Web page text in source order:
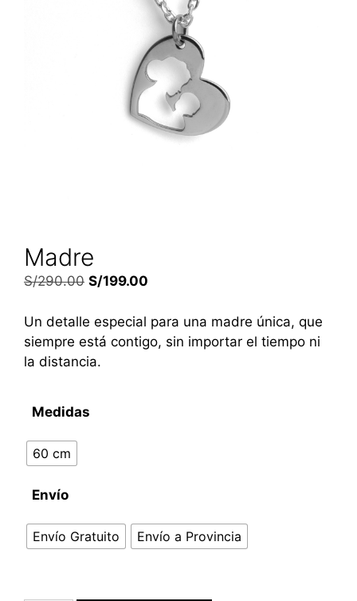
Madre
S/290.00 S/199.00
Un detalle especial para una madre única, que
siempre está contigo, sin importar el tiempo ni
la distancia.
Medidas
60 cm
Envío
Envío Gratuito Envío a Provincia